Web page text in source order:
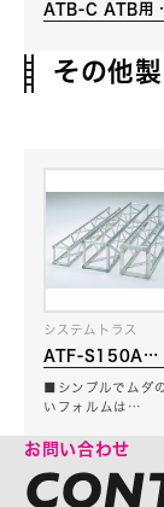
ATB-C ATB用
その他
ATF-S150A
フランジタイプ
システムトラス
■シンプルでムダ
いフォルムは…
お問い合わせ